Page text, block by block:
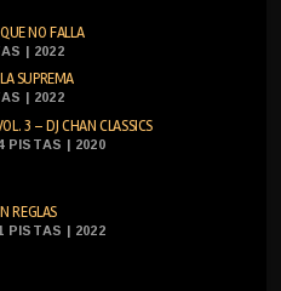
NO FALLA
| 2022
SUPREMA
| 2022
3 – DJ CHAN CLASSICS
PISTAS | 2020
REGLAS
PISTAS | 2022